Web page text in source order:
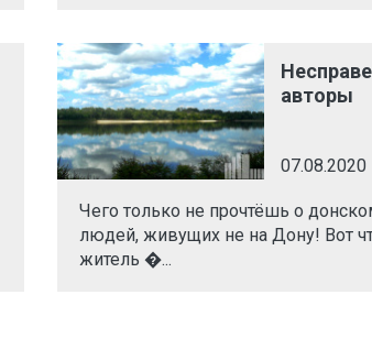
авторы
07.08.2020
Чего только не прочтёшь о
людей, живущих не на Дону! Вот
житель �...